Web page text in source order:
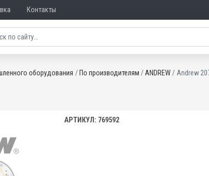
Контакты
оборудования По производителям ANDREW Andrew
АРТИКУЛ: 769592